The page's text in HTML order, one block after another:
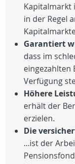
Kapitalmarkt
in der Regel
Garantiert
dass im
eingezahlten
Verfügung
Höhere
erhält der
erzielen.
Die
...ist der